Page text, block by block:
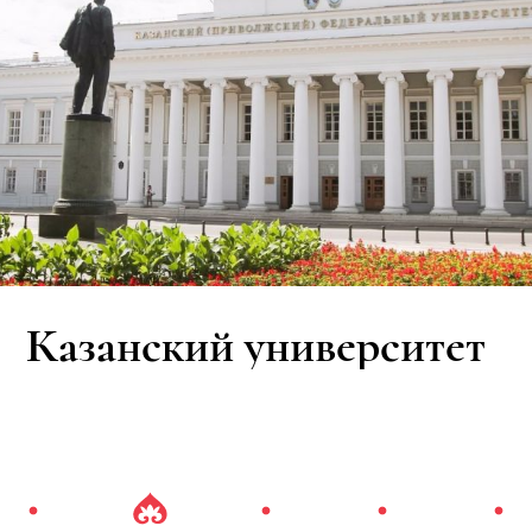
Казанский университет